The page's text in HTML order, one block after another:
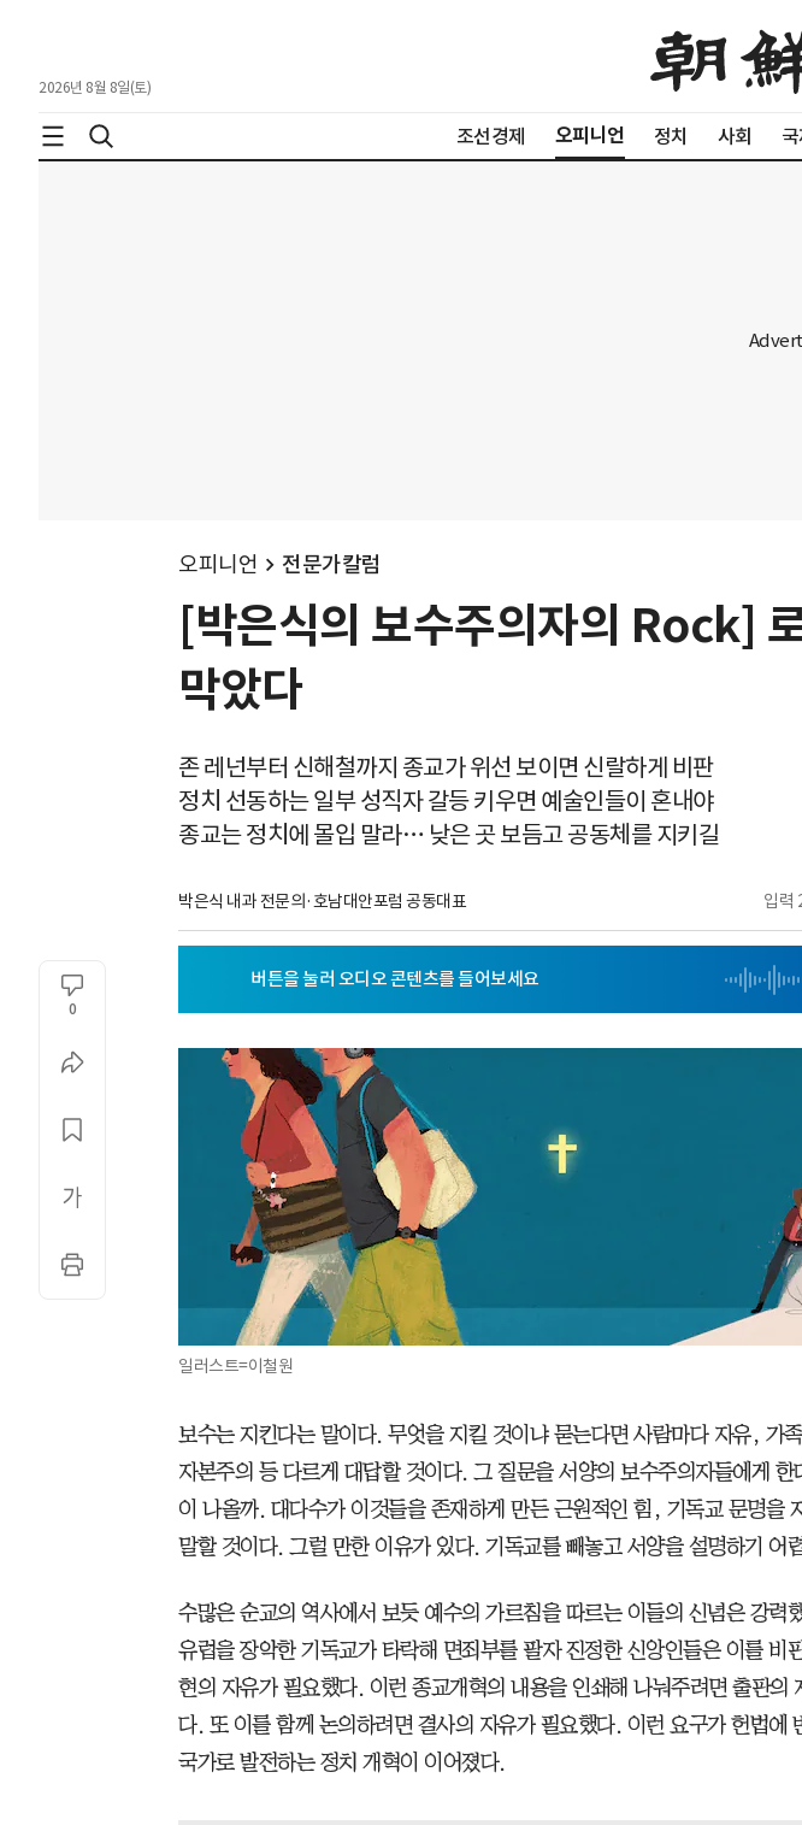
2026년 8월 8일(토)
조선경제 오피니언 정치 사회
오피니언 전문가칼럼
[박은식의 보수주의자의 Rock]
막았다
존 레넌부터 신해철까지 종교가 위선 보이면 신랄하게 비판
정치 선동하는 일부 성직자 갈등 키우면 예술인들이 혼내야
종교는 정치에 몰입 말라… 낮은 곳 보듬고 공동체를 지키길
박은식 내과 전문의·호남대안포럼 공동대표 입력
0
일러스트=이철원
보수는 지킨다는 말이다. 무엇을 지킬 것이냐 묻는다면 사람마다 자유, 가
자본주의 등 다르게 대답할 것이다. 그 질문을 서양의 보수주의자들에게 한
이 나올까. 대다수가 이것들을 존재하게 만든 근원적인 힘, 기독교 문명을
말할 것이다. 그럴 만한 이유가 있다. 기독교를 빼놓고 서양을 설명하기 어
수많은 순교의 역사에서 보듯 예수의 가르침을 따르는 이들의 신념은 강력
유럽을 장악한 기독교가 타락해 면죄부를 팔자 진정한 신앙인들은 이를 비
현의 자유가 필요했다. 이런 종교개혁의 내용을 인쇄해 나눠주려면 출판의
다. 또 이를 함께 논의하려면 결사의 자유가 필요했다. 이런 요구가 헌법에
국가로 발전하는 정치 개혁이 이어졌다.